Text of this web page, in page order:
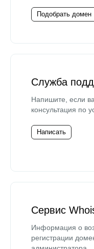
Подобрать домен
Служба
Напишите, если
консультация по
Написать
Сервис
Информация о
регистрации